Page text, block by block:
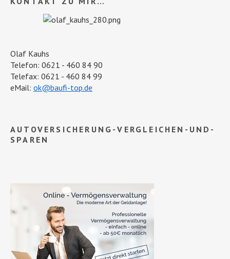
Olaf Kauhs
Telefon: 0621 - 460 84 90
Telefax: 0621 - 460 84 99
eMail: ok@baufi-top.de
AUTOVERSICHERUNG-VERGLEICHEN-UND-
SPAREN